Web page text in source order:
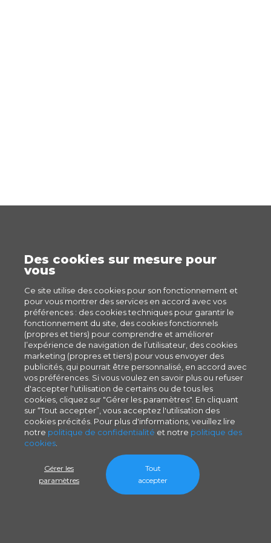
Des cookies sur mesure pour
vous
Ce site utilise des cookies pour son fonctionnement et
pour vous montrer des services en accord avec vos
préférences : des cookies techniques pour garantir le
fonctionnement du site, des cookies fonctionnels
(propres et tiers) pour comprendre et améliorer
l’expérience de navigation de l’utilisateur, des cookies
marketing (propres et tiers) pour vous envoyer des
publicités, qui pourrait être personnalisé, en accord avec
vos préférences. Si vous voulez en savoir plus ou refuser
d'accepter l'utilisation de certains ou de tous les
cookies, cliquez sur "Gérer les paramètres". En cliquant
sur “Tout accepter”, vous acceptez l'utilisation des
cookies précités. Pour plus d'informations, veuillez lire
notre politique de confidentialité et notre politique des
cookies
Gérer les
paramètres
Tout
accepter